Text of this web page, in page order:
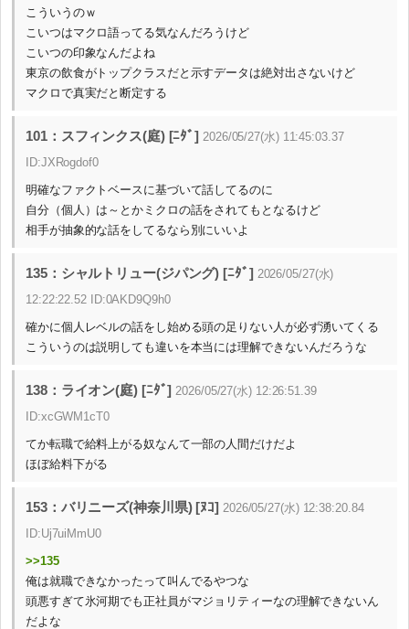
こういうのｗ
こいつはマクロ語ってる気なんだろうけど
こいつの印象なんだよね
東京の飲食がトップクラスだと示すデータは絶対出さないけど
マクロで真実だと断定する
101：スフィンクス(庭) [ﾆﾀﾞ] 2026/05/27(水) 11:45:03.37
ID:JXRogdof0
明確なファクトベースに基づいて話してるのに
自分（個人）は～とかミクロの話をされてもとなるけど
相手が抽象的な話をしてるなら別にいいよ
135：シャルトリュー(ジパング) [ﾆﾀﾞ] 2026/05/27(水)
12:22:22.52 ID:0AKD9Q9h0
確かに個人レベルの話をし始める頭の足りない人が必ず湧いてくる
こういうのは説明しても違いを本当には理解できないんだろうな
138：ライオン(庭) [ﾆﾀﾞ] 2026/05/27(水) 12:26:51.39
ID:xcGWM1cT0
てか転職で給料上がる奴なんて一部の人間だけだよ
ほぼ給料下がる
153：バリニーズ(神奈川県) [ﾇｺ] 2026/05/27(水) 12:38:20.84
ID:Uj7uiMmU0
>>135
俺は就職できなかったって叫んでるやつな
頭悪すぎて氷河期でも正社員がマジョリティーなの理解できないん
だよな